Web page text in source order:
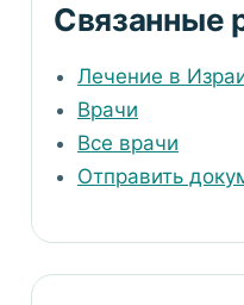
Связанные
Лечение в
Врачи
Все врачи
Отправить